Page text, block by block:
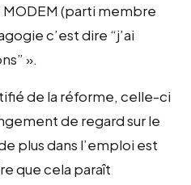
(parti membre
c’est dire “j’ai
».
de la réforme, celle-ci
de regard sur le
plus dans l’emploi est
que cela paraît